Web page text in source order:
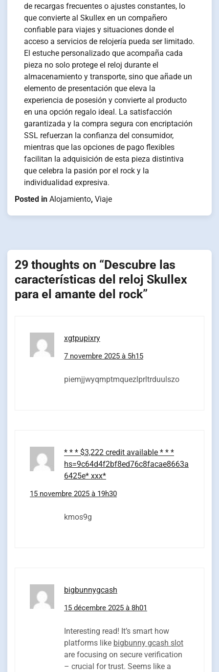
de recargas frecuentes o ajustes constantes, lo
que convierte al Skullex en un compañero
confiable para viajes y situaciones donde el
acceso a servicios de relojería pueda ser limitado.
El estuche personalizado que acompaña cada
pieza no solo protege el reloj durante el
almacenamiento y transporte, sino que añade un
elemento de presentación que eleva la
experiencia de posesión y convierte al producto
en una opción regalo ideal. La satisfacción
garantizada y la compra segura con encriptación
SSL refuerzan la confianza del consumidor,
mientras que las opciones de pago flexibles
facilitan la adquisición de esta pieza distintiva
que celebra la pasión por el rock y la
individualidad expresiva.
Posted in Alojamiento, Viaje
Navigation
de
l’article
29 thoughts on “Descubre las
características del reloj Skullex
para el amante del rock”
xgtpupixry
7 novembre 2025 à 5h15
piemjjwyqmptmquezlprltrduulszo
* * * $3,222 credit available * * *
hs=9c64d4f2bf8ed76c8facae8663a
6425e* ххх*
15 novembre 2025 à 19h30
kmos9g
bigbunnygcash
15 décembre 2025 à 8h01
Interesting read! It’s smart how
platforms like bigbunny gcash slot
are focusing on secure verification
– crucial for trust. Seems like a